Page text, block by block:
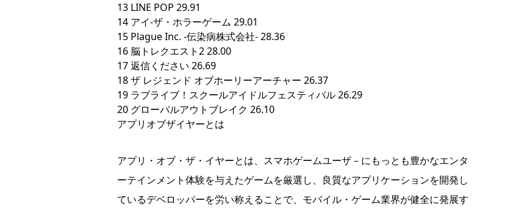
13 LINE POP 29.91
14 アイ-ザ・ホラーゲーム 29.01
15 Plague Inc. -伝染病株式会社- 28.36
16 脳トレクエスト2 28.00
17 返信ください 26.69
18 ザ レジェンド オブホーリーアーチャー 26.37
19 ラブライブ！スクールアイドルフェスティバル 26.29
20 グローバルアウトブレイク 26.10
アプリオブザイヤーとは
アプリ・オブ・ザ・イヤーとは、スマホゲームユーザ－にもっとも豊かなエンタ
ーテインメント体験を与えたゲームを厳選し、良質なアプリケーションを開発し
ているデベロッパーを労い称えることで、モバイル・ゲーム業界が健全に発展す